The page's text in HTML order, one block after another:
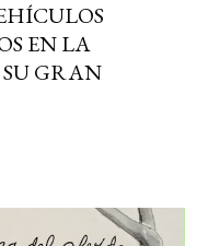
EN LA
GRAN